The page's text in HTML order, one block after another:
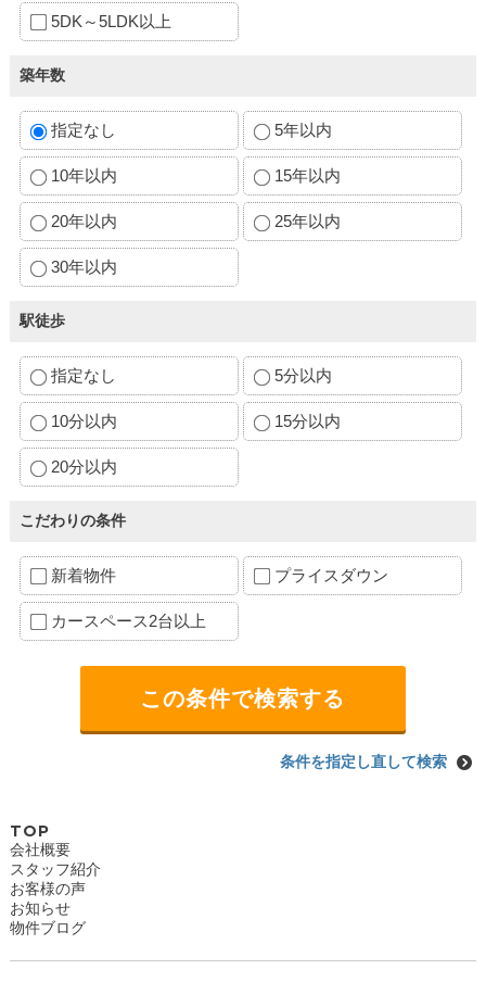
5DK～5LDK以上
築年数
指定なし 5年以内
10年以内 15年以内
20年以内 25年以内
30年以内
駅徒歩
指定なし 5分以内
10分以内 15分以内
20分以内
こだわりの条件
新着物件 プライスダウン
カースペース2台以上
条件を指定し直して検索
TOP
会社概要
スタッフ紹介
お客様の声
お知らせ
物件ブログ